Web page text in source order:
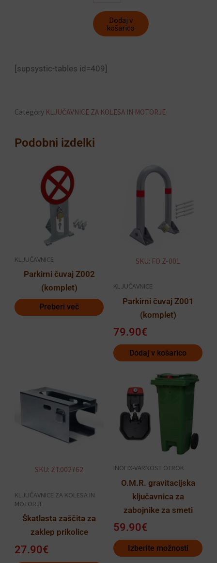
TY102
količina
Dodaj v
košarico
[supsystic-tables id=409]
Category KLJUČAVNICE ZA KOLESA IN MOTORJE
Podobni izdelki
KLJUČAVNICE
Parkirni čuvaj Z002
(komplet)
Preberi več
SKU: FO.Z-001
KLJUČAVNICE
Parkirni čuvaj Z001
(komplet)
79.90€
Dodaj v košarico
SKU: ZT.002762
KLJUČAVNICE ZA KOLESA IN
MOTORJE
Škatlasta zaščita za
zaklep prikolice
27.90€
INOFIX-VARNOST OTROK
O.M.R. gravitacijska
ključavnica za
zabojnike za smeti
59.90€
Izberite možnosti
izdelek
več
različic.
Možnosti
izberete
izdelka